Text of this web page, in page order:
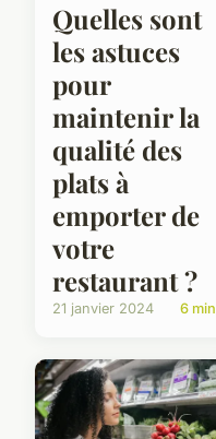
Quelles sont
les astuces
pour
maintenir la
qualité des
plats à
emporter de
votre
restaurant ?
21 janvier 2024 6 min